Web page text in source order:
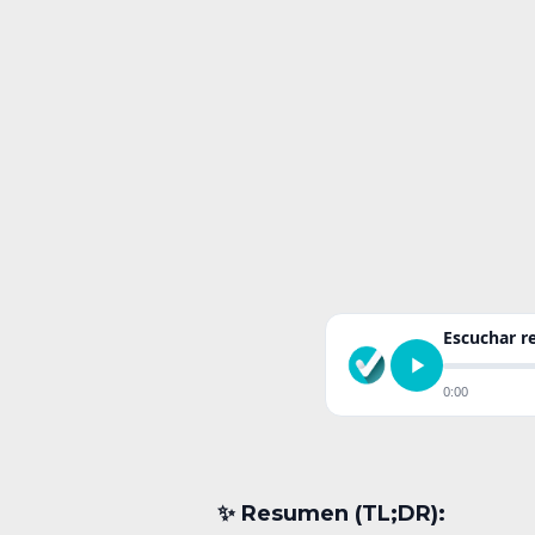
Escuchar
0:00
✨︎ Resumen (TL;DR):